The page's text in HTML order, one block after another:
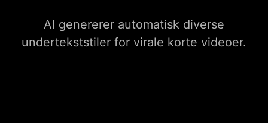
AI genererer automatisk diverse
undertekststiler for virale korte videoer.